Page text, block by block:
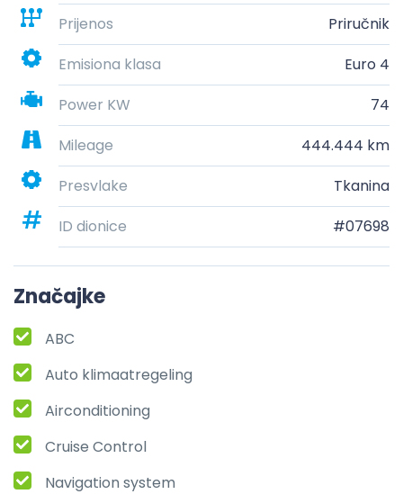
Prijenos
Priručnik
Emisiona klasa
Euro 4
Power KW
74
Mileage
444.444 km
Presvlake
Tkanina
ID dionice
#07698
Značajke
ABC
Auto klimaatregeling
Airconditioning
Cruise Control
Navigation system